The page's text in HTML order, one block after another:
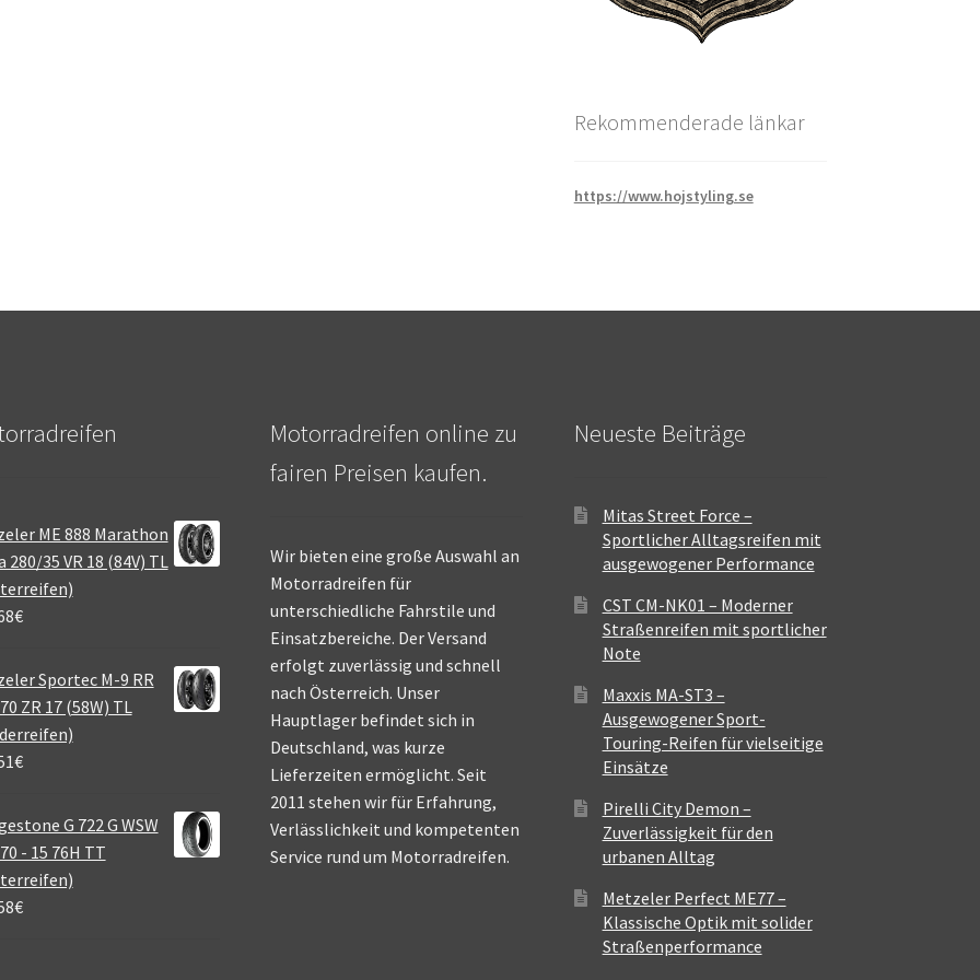
Rekommenderade länkar
https://www.hojstyling.se
ME 888 Marathon
280/35 VR 18 (84V) TL
€
Sportec M-9 RR
ZR 17 (58W) TL
€
G 722 G WSW
- 15 76H TT
€
Motorradreifen online zu
fairen Preisen kaufen.
Wir bieten eine große Auswahl an
Motorradreifen für
unterschiedliche Fahrstile und
Einsatzbereiche. Der Versand
erfolgt zuverlässig und schnell
nach Österreich. Unser
Hauptlager befindet sich in
Deutschland, was kurze
Lieferzeiten ermöglicht. Seit
2011 stehen wir für Erfahrung,
Verlässlichkeit und kompetenten
Service rund um Motorradreifen.
Neueste Beiträge
Mitas Street Force –
Sportlicher Alltagsreifen mit
ausgewogener Performance
CST CM-NK01 – Moderner
Straßenreifen mit sportlicher
Note
Maxxis MA-ST3 –
Ausgewogener Sport-
Touring-Reifen für vielseitige
Einsätze
Pirelli City Demon –
Zuverlässigkeit für den
urbanen Alltag
Metzeler Perfect ME77 –
Klassische Optik mit solider
Straßenperformance